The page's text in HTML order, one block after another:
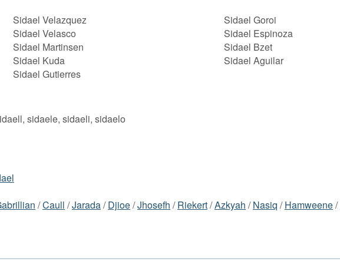
Sidael Velazquez
Sidael Velasco
Sidael Martinsen
Sidael Kuda
Sidael Gutierres
Sidael Goroi
Sidael Espinoza
Sidael Bzet
Sidael Aguilar
sidaele, sidaeli, sidaelo
/Caull /Jarada/Djioe/Jhosefh /Riekert/Azkyah /Nasiq /Hamweene/